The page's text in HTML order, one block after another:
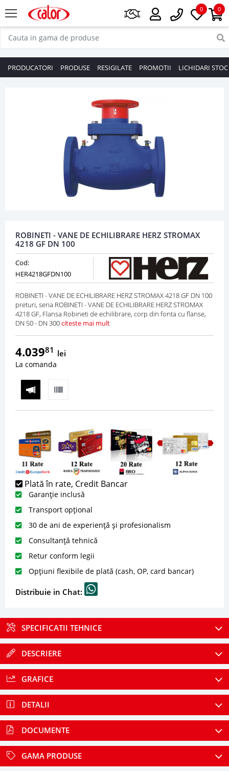
0
0
PRODUCATORI PRODUSE RESIGILATE PROMOTII LICHIDARI STOC
ROBINETI - VANE DE ECHILIBRARE HERZ STROMAX
4218 GF DN 100
Cod:
HER4218GFDN100
ROBINETI - VANE DE ECHILIBRARE HERZ STROMAX 4218 GF DN 100
preturi, seria ROBINETI - VANE DE ECHILIBRARE HERZ STROMAX
4218 GF, Flansa Robineti de echilibrare, corp din fonta cu flanse,
DN 50 - DN 300citeste mai mult
4.03981 lei
La comanda
Plată în rate, Credit Bancar
Garanție inclusă
Transport opțional
30 de ani de experiență și profesionalism
Consultanță tehnică
Retur conform legii
Opțiuni flexibile de plată (cash, OP, card bancar)
Distribuie in Chat:
SPECIFICATII TEHNICE
DESCRIERE
GRAFICE
DETALII
DOCUMENTE
GAMA PRODUSE